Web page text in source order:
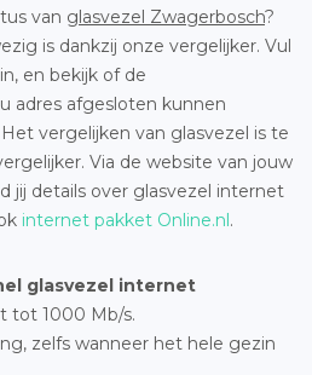
van glasvezel Zwagerbosch?
is dankzij onze vergelijker. Vul
en bekijk of de
adres afgesloten kunnen
vergelijken van glasvezel is te
Via de website van jouw
jij details over glasvezel internet
internet pakket Online.nl.
glasvezel internet
tot 1000 Mb/s.
zelfs wanneer het hele gezin